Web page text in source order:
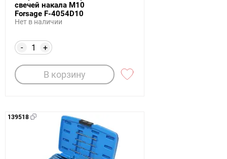
свечей накала M10
Forsage F-4054D10
Нет в наличии
+
-
В корзину
139518